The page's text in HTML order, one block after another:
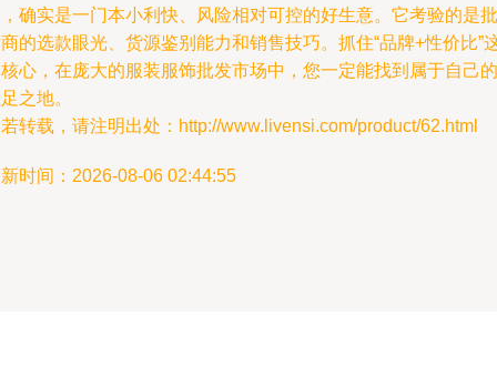
确实是一门本小利快、风险相对可控的好生意。它考验的是批
的选款眼光、货源鉴别能力和销售技巧。抓住“品牌+性价比”
心，在庞大的服装服饰批发市场中，您一定能找到属于自己的
之地。
转载，请注明出处：http://www.livensi.com/product/62.html
时间：2026-08-06 02:44:55